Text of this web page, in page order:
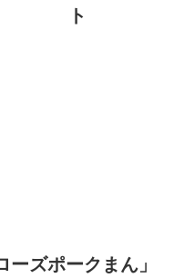
ト
ズポークまん」